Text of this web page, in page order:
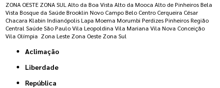
ZONA OESTE ZONA SUL Alto da Boa Vista Alto da Mooca Alto de Pinheiros Bela
Vista Bosque da Saúde Brooklin Novo Campo Belo Centro Cerqueira César
Chacara Klabin Indianópolis Lapa Moema Morumbi Perdizes Pinheiros Região
Central Saúde São Paulo Vila Leopoldina Vila Mariana Vila Nova Conceição
Vila Olímpia Zona Leste Zona Oeste Zona Sul
Aclimação
Liberdade
República